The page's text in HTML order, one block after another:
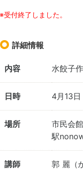
※受付終了しました。
詳細情報
内容 水餃子
日時 4月13
場所
市民会
駅
講師 郭 麗（